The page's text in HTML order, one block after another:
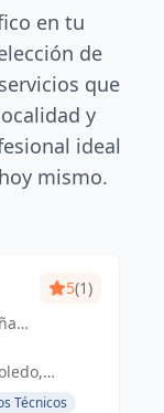
en tu
de
que
y
ideal
mismo.
y
5(1)
Técnicos